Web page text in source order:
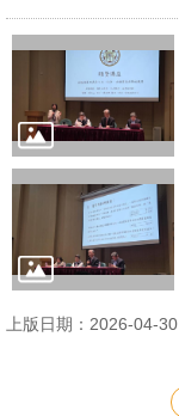
輔
&
輔
捐
款
教
研
資
上版日期：2026-04-30